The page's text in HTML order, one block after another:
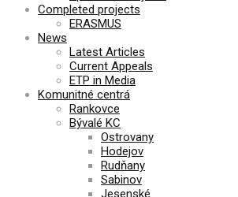
Completed projects
ERASMUS
News
Latest Articles
Current Appeals
ETP in Media
Komunitné centrá
Rankovce
Bývalé KC
Ostrovany
Hodejov
Rudňany
Sabinov
Jesenské